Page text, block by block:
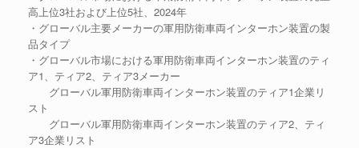
高上位3社および上位5社、2024年
・グローバル主要メーカーの軍用防衛車両インターホン装置の製
品タイプ
・グローバル市場における軍用防衛車両インターホン装置のティ
ア1、ティア2、ティア3メーカー
グローバル軍用防衛車両インターホン装置のティア1企業リ
スト
グローバル軍用防衛車両インターホン装置のティア2、ティ
ア3企業リスト